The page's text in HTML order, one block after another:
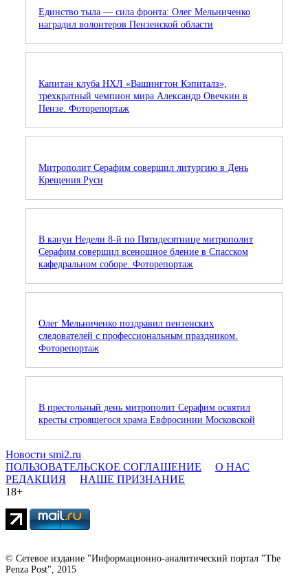
Единство тыла — сила фронта: Олег Мельниченко
наградил волонтеров Пензенской области
Капитан клуба НХЛ «Вашингтон Кэпиталз»,
трехкратный чемпион мира Александр Овечкин в
Пензе. Фоторепортаж
Митрополит Серафим совершил литургию в День
Крещения Руси
В канун Недели 8-й по Пятидесятнице митрополит
Серафим совершил всенощное бдение в Спасском
кафедральном соборе. Фоторепортаж
Олег Мельниченко поздравил пензенских
следователей с профессиональным праздником.
Фоторепортаж
В престольный день митрополит Серафим освятил
кресты строящегося храма Евфросинии Московской
Новости smi2.ru
ПОЛЬЗОВАТЕЛЬСКОЕ СОГЛАШЕНИЕ
О НАС
РЕДАКЦИЯ
НАШЕ ПРИЗНАНИЕ
18+
© Сетевое издание "Информационно-аналитический портал "The
Penza Post", 2015